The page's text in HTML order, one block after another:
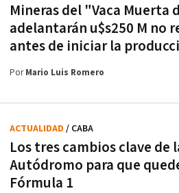
Mineras del "Vaca Muerta
adelantarán u$s250 M no
antes de iniciar la
PorMario Luis Romero
Los tres cambios clave de
Autódromo para que
Fórmula 1
ACTUALIDAD / CABA